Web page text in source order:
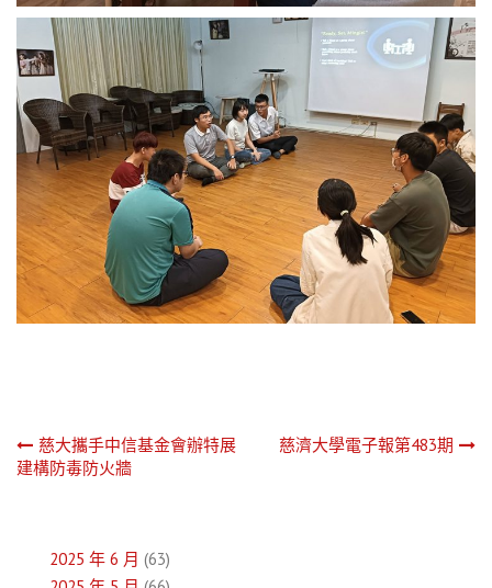
文慈大攜手中信基金會辦特展
建構防毒防火牆
慈濟大學電子報第483期
2025 年 6 月 (63)